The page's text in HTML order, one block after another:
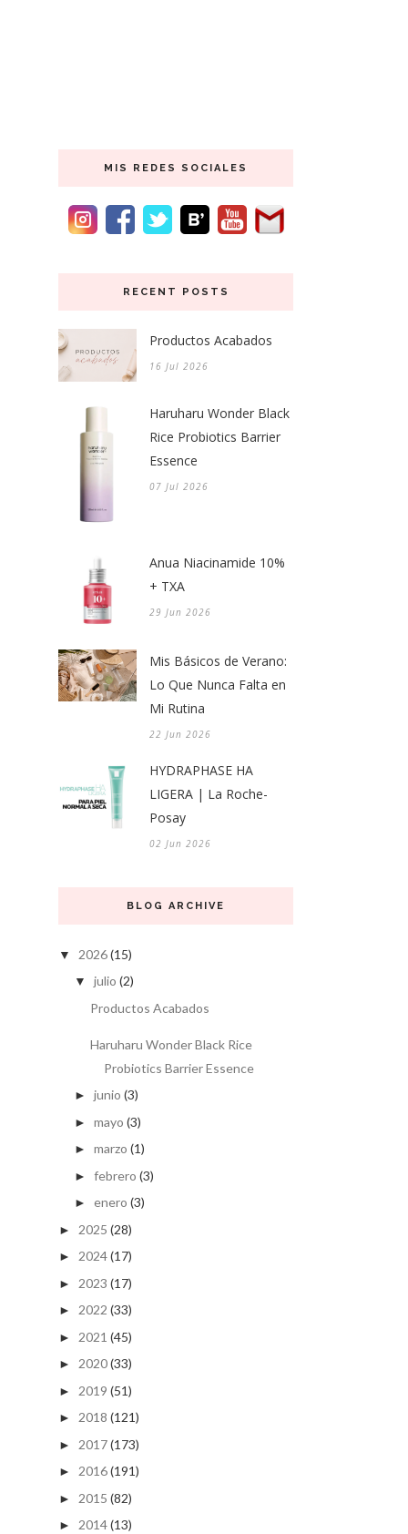
MIS REDES SOCIALES
RECENT POSTS
Productos Acabados
16 Jul 2026
Haruharu Wonder Black
Rice Probiotics Barrier
Essence
07 Jul 2026
Anua Niacinamide 10%
+ TXA
29 Jun 2026
Mis Básicos de Verano:
Lo Que Nunca Falta en
Mi Rutina
22 Jun 2026
HYDRAPHASE HA
LIGERA | La Roche-
Posay
02 Jun 2026
BLOG ARCHIVE
▼ 2026(15)
▼ julio (2)
Productos Acabados
Haruharu Wonder Black Rice
Probiotics Barrier Essence
► junio (3)
► mayo (3)
► marzo (1)
► febrero (3)
► enero (3)
► 2025 (28)
► 2024(17)
► 2023 (17)
► 2022 (33)
► 2021 (45)
► 2020(33)
► 2019 (51)
► 2018 (121)
► 2017(173)
► 2016(191)
► 2015 (82)
► 2014(13)